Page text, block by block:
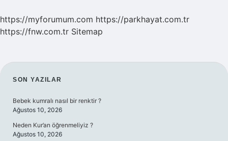
https://myforumum.com https://parkhayat.com.tr
https://fnw.com.tr Sitemap
SIDEBAR
SON YAZILAR
Bebek kumralı nasıl bir renktir ?
Ağustos 10, 2026
Neden Kur’an öğrenmeliyiz ?
Ağustos 10, 2026